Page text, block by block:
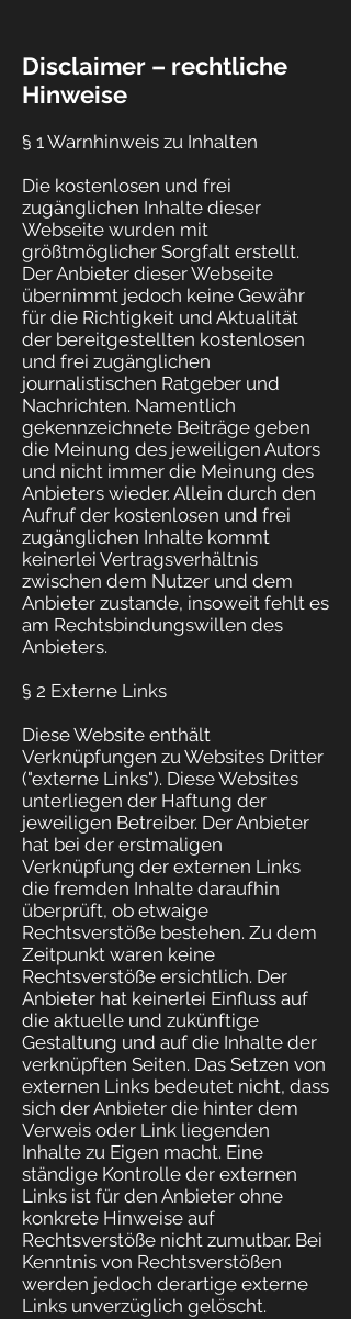
Disclaimer – rechtliche
Hinweise
§ 1 Warnhinweis zu Inhalten
Die kostenlosen und frei
zugänglichen Inhalte dieser
Webseite wurden mit
größtmöglicher Sorgfalt erstellt.
Der Anbieter dieser Webseite
übernimmt jedoch keine Gewähr
für die Richtigkeit und Aktualität
der bereitgestellten kostenlosen
und frei zugänglichen
journalistischen Ratgeber und
Nachrichten. Namentlich
gekennzeichnete Beiträge geben
die Meinung des jeweiligen Autors
und nicht immer die Meinung des
Anbieters wieder. Allein durch den
Aufruf der kostenlosen und frei
zugänglichen Inhalte kommt
keinerlei Vertragsverhältnis
zwischen dem Nutzer und dem
Anbieter zustande, insoweit fehlt es
am Rechtsbindungswillen des
Anbieters.
§ 2 Externe Links
Diese Website enthält
Verknüpfungen zu Websites Dritter
("externe Links"). Diese Websites
unterliegen der Haftung der
jeweiligen Betreiber. Der Anbieter
hat bei der erstmaligen
Verknüpfung der externen Links
die fremden Inhalte daraufhin
überprüft, ob etwaige
Rechtsverstöße bestehen. Zu dem
Zeitpunkt waren keine
Rechtsverstöße ersichtlich. Der
Anbieter hat keinerlei Einfluss auf
die aktuelle und zukünftige
Gestaltung und auf die Inhalte der
verknüpften Seiten. Das Setzen von
externen Links bedeutet nicht, dass
sich der Anbieter die hinter dem
Verweis oder Link liegenden
Inhalte zu Eigen macht. Eine
ständige Kontrolle der externen
Links ist für den Anbieter ohne
konkrete Hinweise auf
Rechtsverstöße nicht zumutbar. Bei
Kenntnis von Rechtsverstößen
werden jedoch derartige externe
Links unverzüglich gelöscht.